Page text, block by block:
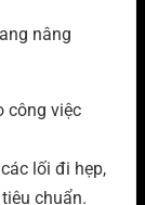
nâng
công việc
lối đi hẹp,
chuẩn.